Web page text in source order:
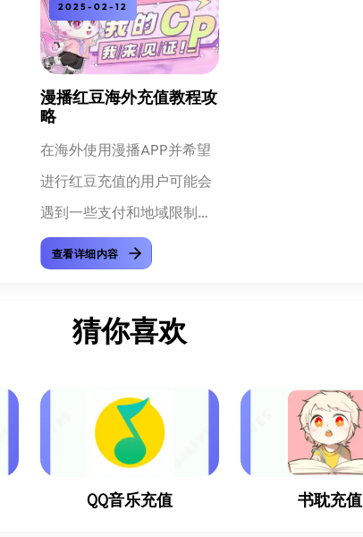
2025-02-12
漫播红豆海外充值教程攻
略
在海外使用漫播APP并希望
进行红豆充值的用户可能会
遇到一些支付和地域限制的
问题。不过，通过一些专业
的 海外充值 服务，你仍然可
值。以下是一篇详细...
查看详细内容
猜你喜欢
QQ音乐充值 书耽充值